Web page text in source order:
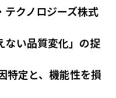
テクノロジーズ株式
ない品質変化」の捉
特定と、機能性を損